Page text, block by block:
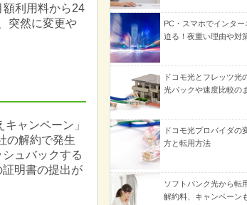
額利用料から24
突然に変更や
ャンペーン」
の解約で発生
ュバックする
明書の提出が
PC・スマホでインタ
迫る！夜重い理由や対
ドコモ光とフレッツ光
光パックや速度比較の
ドコモ光プロバイダの
方と転用方法
ソフトバンク光から転
解約料、キャンペーン